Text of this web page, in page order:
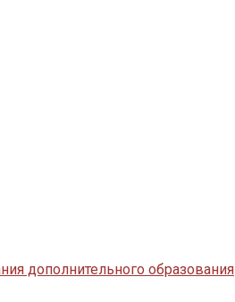
дополнительного образования